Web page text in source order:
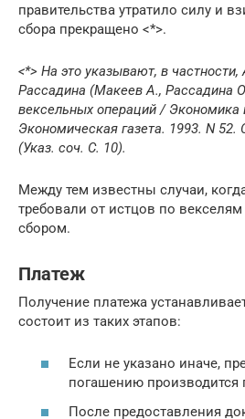
правительства утратило силу и
сбора прекращено <*>.
<*> На это указывают, в
Рассадина (Макеев А., Рассадина
вексельных операций / Экономика
Экономическая газета. 1993. N
(Указ. соч. С. 10).
Между тем известны случаи,
требовали от истцов по
сбором.
Платеж
Получение платежа
состоит из таких этапов:
Если не указано иначе,
погашению производится
После предоставления